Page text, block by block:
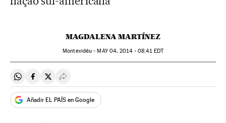
MAGDALENA MARTÍNEZ
Montevidéu -MAY04, 2014 - 08:41EDT
Compartir en Whatsapp
Compartir en Facebook
Compartir en Twitter
Desplegar Redes Sociales
Añadir EL PAÍS en Google